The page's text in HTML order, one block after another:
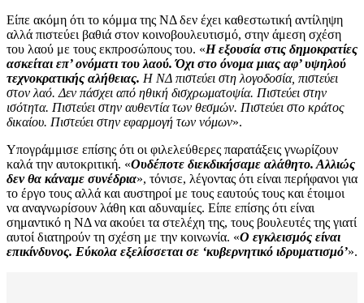
Είπε ακόμη ότι το κόμμα της ΝΔ δεν έχει καθεστωτική αντίληψη
αλλά πιστεύει βαθιά στον κοινοβουλευτισμό, στην άμεση σχέση
του λαού με τους εκπροσώπους του. «Η εξουσία στις δημοκρατίες
ασκείται επ’ ονόματι του λαού. Όχι στο όνομα μιας αφ’ υψηλού
τεχνοκρατικής αλήθειας. Η ΝΔ πιστεύει στη λογοδοσία, πιστεύει
στον λαό. Δεν πάσχει από ηθική δισχρωματοψία. Πιστεύει στην
ισότητα. Πιστεύει στην αυθεντία των θεσμών. Πιστεύει στο κράτος
δικαίου. Πιστεύει στην εφαρμογή των νόμων».
Υπογράμμισε επίσης ότι οι φιλελεύθερες παρατάξεις γνωρίζουν
καλά την αυτοκριτική. «Ουδέποτε διεκδικήσαμε αλάθητο. Αλλιώς
δεν θα κάναμε συνέδρια», τόνισε, λέγοντας ότι είναι περήφανοι για
το έργο τους αλλά και αυστηροί με τους εαυτούς τους και έτοιμοι
να αναγνωρίσουν λάθη και αδυναμίες. Είπε επίσης ότι είναι
σημαντικό η ΝΔ να ακούει τα στελέχη της, τους βουλευτές της γιατί
αυτοί διατηρούν τη σχέση με την κοινωνία. «Ο εγκλεισμός είναι
επικίνδυνος. Εύκολα εξελίσσεται σε ‘κυβερνητικό ιδρυματισμό’».